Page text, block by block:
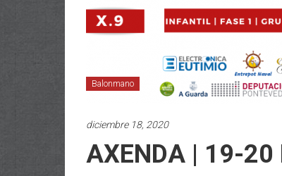
Balonmano
diciembre 18, 2020
AXENDA | 19-20